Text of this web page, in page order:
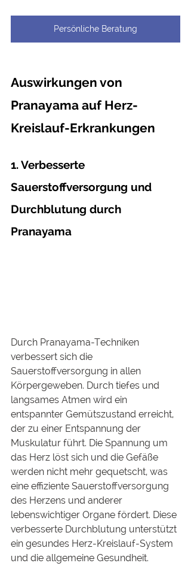
Persönliche Beratung
Auswirkungen von
Pranayama auf Herz-
Kreislauf-Erkrankungen
1. Verbesserte
Sauerstoffversorgung und
Durchblutung durch
Pranayama
Durch Pranayama-Techniken
verbessert sich die
Sauerstoffversorgung in allen
Körpergeweben. Durch tiefes und
langsames Atmen wird ein
entspannter Gemütszustand erreicht,
der zu einer Entspannung der
Muskulatur führt. Die Spannung um
das Herz löst sich und die Gefäße
werden nicht mehr gequetscht, was
eine effiziente Sauerstoffversorgung
des Herzens und anderer
lebenswichtiger Organe fördert. Diese
verbesserte Durchblutung unterstützt
ein gesundes Herz-Kreislauf-System
und die allgemeine Gesundheit.